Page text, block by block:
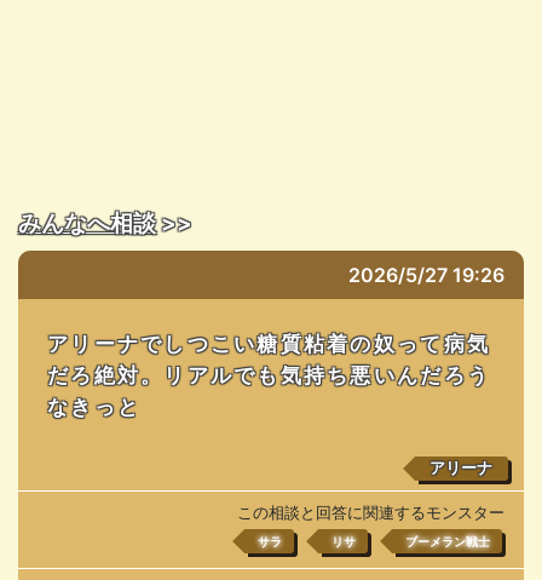
みんなへ相談>>
2026/5/27 19:26
アリーナでしつこい糖質粘着の奴って病気
だろ絶対。リアルでも気持ち悪いんだろう
なきっと
アリーナ
この相談と回答に関連するモンスター
ブーメラン戦士
リサ
サラ